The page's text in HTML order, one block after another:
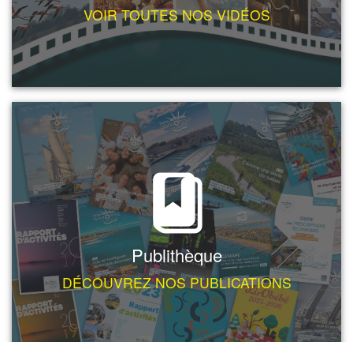
VOIR TOUTES NOS VIDÉOS
Publithèque
DÉCOUVREZ NOS PUBLICATIONS